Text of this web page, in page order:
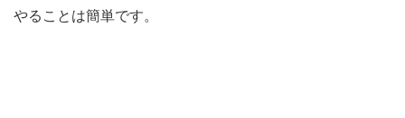
やることは簡単です。